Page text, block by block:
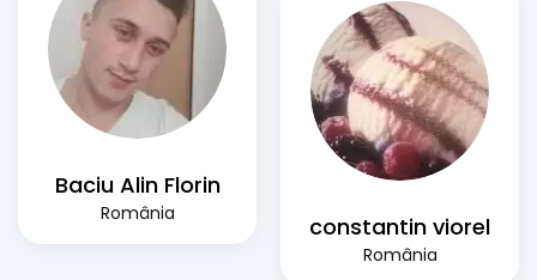
Baciu Alin Florin
România constantin viorel
România